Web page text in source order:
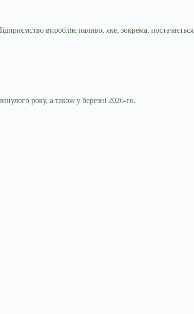
виробляє паливо, яке, зокрема, постачається
року, а також у березні 2026-го.